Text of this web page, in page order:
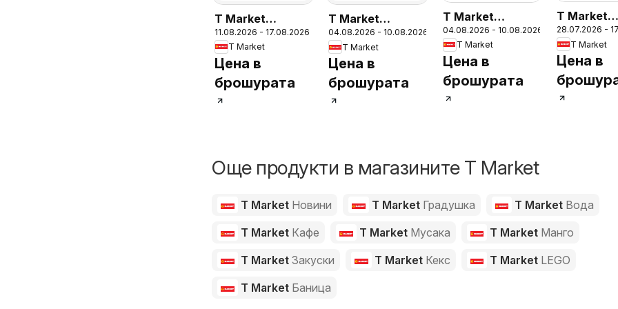
T Market
Седмична
брошура
11.08.2026 - 17.08.2026
T Market
Цена в
брошурата
T Market
Седмична
брошура
04.08.2026 - 10.08.2026
T Market
Цена в
брошурата
T Market
Седмична
брошура
04.08.2026 - 10.08.2026
T Market
Цена в
брошурата
T Market
брошура -
благодаря
28.07.2026 -
T Market
Цена в
Още продукти в магазините T Market
T Market Новини T Market Градушка T Market Вода
T Market Кафе T Market Мусака T Market Манго
T Market Закуски T Market Кекс T Market LEGO
T Market Баница